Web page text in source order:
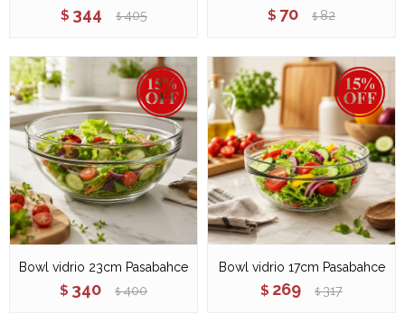
$ 344 $ 405 $ 70 $ 82
Bowl vidrio 23cm Pasabahce
$ 340 $ 400
Bowl vidrio 17cm Pasabahce
$ 269 $ 317